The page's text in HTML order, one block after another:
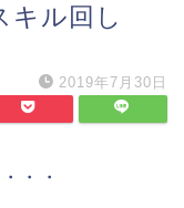
キル回し
2019年7月30日
・・